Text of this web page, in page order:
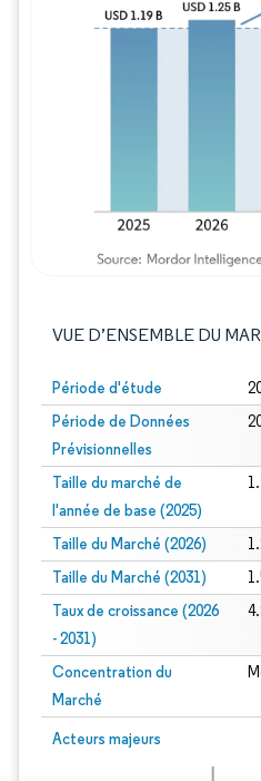
VUE D’ENSEMBLE DU
Période d'étude
Période de Données
Prévisionnelles
Taille du marché de
l'année de base (2025)
Taille du Marché (2026)
Taille du Marché (2031)
Taux de croissance (2026
- 2031)
Concentration du
Marché
Acteurs majeurs
Image © Mordor Intelligence. La